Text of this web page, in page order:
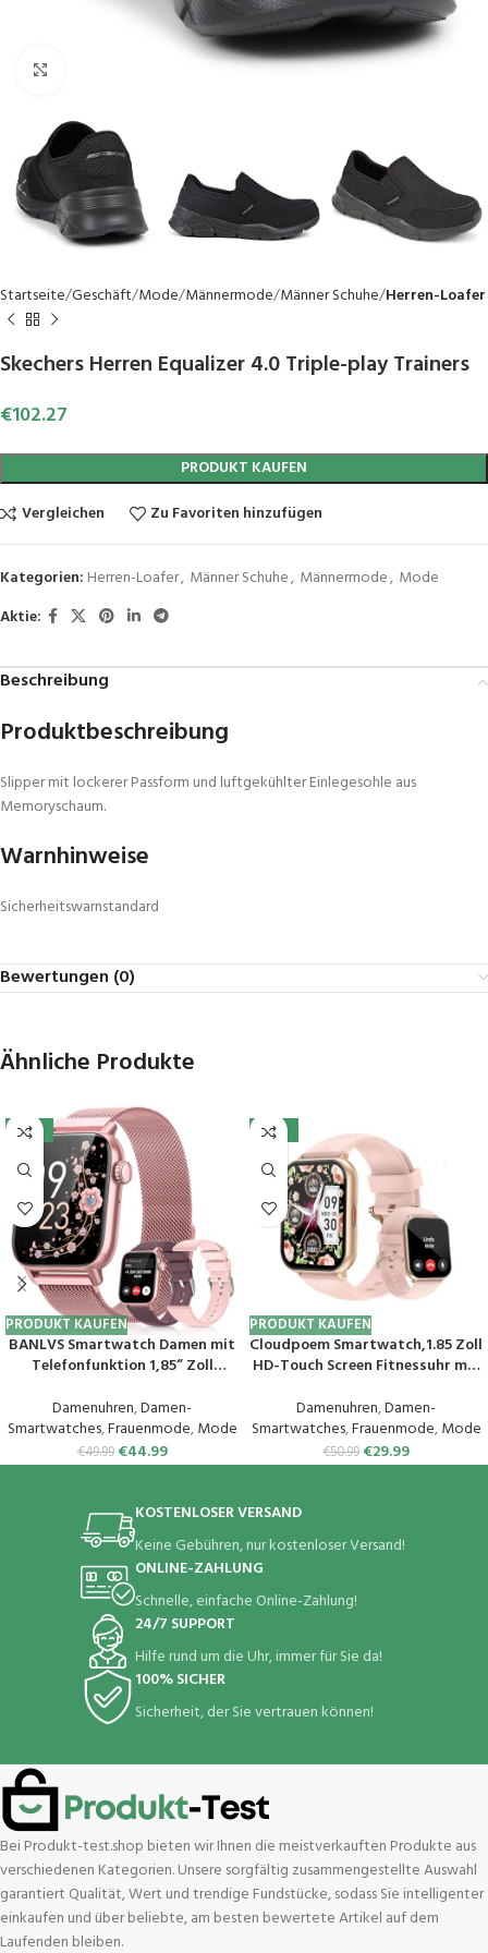
Startseite Geschäft Mode Männermode Männer Schuhe Herren-Loafer
Skechers Herren Equalizer 4.0 Triple-play Trainers
€102.27
PRODUKT KAUFEN
Vergleichen
Zu Favoriten hinzufügen
Kategorien: Herren-Loafer, Männer Schuhe, Männermode, Mode
Aktie:
Beschreibung
Produktbeschreibung
Slipper mit lockerer Passform und luftgekühlter Einlegesohle aus
Memoryschaum.
Warnhinweise
Sicherheitswarnstandard
Bewertungen (0)
Ähnliche Produkte
-10%
PRODUKT KAUFEN
BANLVS Smartwatch Damen mit
Telefonfunktion 1,85“ Zoll
Herzfrequenz, Schlafmonitor,
Menstruationszyklus, IP68
wasserdichte Sportuhr für iOS
und Android (Rosa)
Damenuhren,Damen-
Smartwatches,Frauenmode,Mode
€49.99 €44.99
-41%
PRODUKT KAUFEN
Cloudpoem Smartwatch,1.85 Zoll
HD-Touch Screen Fitnessuhr mit
Überwachung Pulsuhr
Schlafmonitor Schrittzähler Uhr
100+ Trainingsmodi Sportuhr
für Damen Herren Android iOS
Damenuhren,Damen-
Smartwatches,Frauenmode,Mode
€50.99 €29.99
KOSTENLOSER VERSAND
Keine Gebühren, nur kostenloser Versand!
ONLINE-ZAHLUNG
Schnelle, einfache Online-Zahlung!
24/7 SUPPORT
Hilfe rund um die Uhr, immer für Sie da!
100% SICHER
Sicherheit, der Sie vertrauen können!
Bei Produkt-test.shop bieten wir Ihnen die meistverkauften Produkte aus
verschiedenen Kategorien. Unsere sorgfältig zusammengestellte Auswahl
garantiert Qualität, Wert und trendige Fundstücke, sodass Sie intelligenter
einkaufen und über beliebte, am besten bewertete Artikel auf dem
Laufenden bleiben.